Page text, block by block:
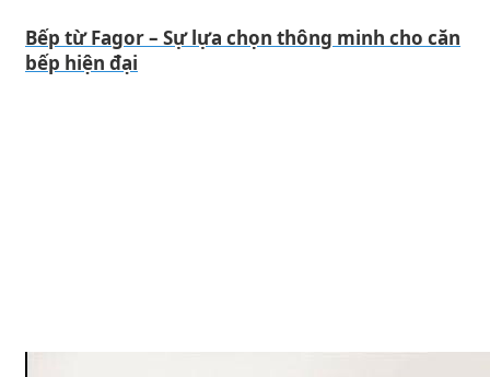
Bếp từ Fagor – Sự lựa chọn thông minh cho căn
bếp hiện đại